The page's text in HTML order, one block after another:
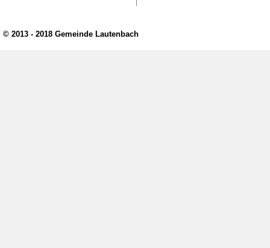
© 2013 - 2018 Gemeinde Lautenbach